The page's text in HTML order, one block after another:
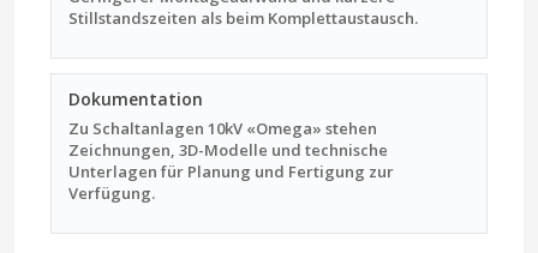
Stillstandszeiten als beim Komplettaustausch.
Dokumentation
Zu Schaltanlagen 10kV «Omega» stehen
Zeichnungen, 3D-Modelle und technische
Unterlagen für Planung und Fertigung zur
Verfügung.